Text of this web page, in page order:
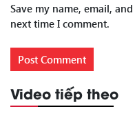
Save my name, email,
next time I comment.
Video tiếp theo